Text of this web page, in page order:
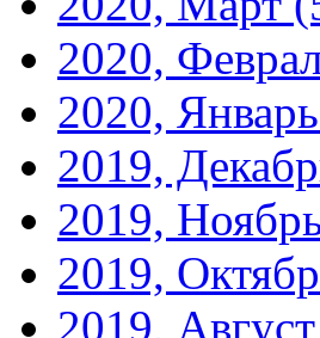
2020,
2020, Январь
2019,
2019,
2019,
2019, Август